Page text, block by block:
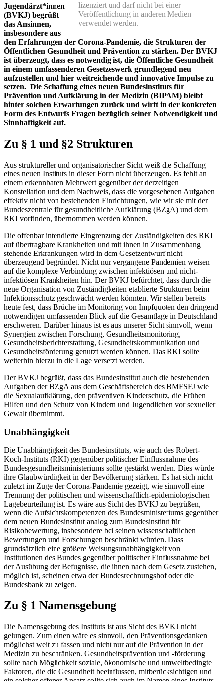
lizenziert und darf nicht bei einer
Veröffentlichung in anderen Medien
verwendet werden.
Jugendärzt*innen
(BVKJ) begrüßt
das Ansinnen,
insbesondere aus
den Erfahrungen der Corona-Pandemie, die Strukturen der
Öffentlichen Gesundheit und Prävention zu stärken. Der BVKJ
ist überzeugt, dass es notwendig ist, die Öffentliche Gesundheit
in einem umfassenderen Gesetzeswerk grundlegend neu
aufzustellen und hier weitreichende und innovative Impulse zu
setzen. Die Schaffung eines neuen Bundesinstituts für
Prävention und Aufklärung in der Medizin (BIPAM) bleibt
hinter solchen Erwartungen zurück und wirft in der konkreten
Form des Entwurfs Fragen bezüglich seiner Notwendigkeit und
Sinnhaftigkeit auf.
Zu § 1 und §2 Strukturen
Aus struktureller und organisatorischer Sicht weiß die Schaffung
eines neuen Instituts in dieser Form nicht überzeugen. Es fehlt an
einem erkennbaren Mehrwert gegenüber der derzeitigen
Konstellation und dem Nachweis, dass die vorgesehenen Aufgaben
effektiv nicht von bestehenden Einrichtungen, wie wir sie mit der
Bundeszentrale für gesundheitliche Aufklärung (BZgA) und dem
RKI vorfinden, übernommen werden können.
Die offenbar intendierte Eingrenzung der Zuständigkeiten des RKI
auf übertragbare Krankheiten und mit ihnen in Zusammenhang
stehende Erkrankungen wird in dem Gesetzentwurf nicht
überzeugend begründet. Nicht nur vergangene Pandemien weisen
auf die komplexe Verbindung zwischen infektiösen und nicht-
infektiösen Krankheiten hin. Der BVKJ befürchtet, dass durch die
neue Organisation von Zuständigkeiten etablierte Strukturen beim
Infektionsschutz geschwächt werden könnten. Wir stellen bereits
heute fest, dass Brüche im Monitoring von Impfquoten den dringend
notwendigen umfassenden Blick auf die Gesamtlage in Deutschland
erschweren. Darüber hinaus ist es aus unserer Sicht sinnvoll, wenn
Synergien zwischen Forschung, Gesundheitsmonitoring,
Gesundheitsberichterstattung, Gesundheitskommunikation und
Gesundheitsförderung genutzt werden können. Das RKI sollte
weiterhin hierzu in die Lage versetzt werden.
Der BVKJ begrüßt, dass das Bundesinstitut auch die bestehenden
Aufgaben der BZgA aus dem Geschäftsbereich des BMFSFJ wie
die Sexualaufklärung, den präventiven Kinderschutz, die Frühen
Hilfen und den Schutz von Kindern und Jugendlichen vor sexueller
Gewalt übernimmt.
Unabhängigkeit
Die Unabhängigkeit des Bundesinstituts, wie auch des Robert-
Koch-Instituts (RKI) gegenüber politischer Einflussnahme des
Bundesgesundheitsministeriums sollte gestärkt werden. Dies würde
ihre Glaubwürdigkeit in der Bevölkerung stärken. Es hat sich nicht
zuletzt im Zuge der Corona-Pandemie gezeigt, wie sinnvoll eine
Trennung der politischen und wissenschaftlich-epidemiologischen
Lagebeurteilung ist. Es wäre aus Sicht des BVKJ zu begrüßen,
wenn die Aufsichtskompetenzen des Bundesministeriums gegenüber
dem neuen Bundesinstitut analog zum Bundesinstitut für
Risikobewertung, insbesondere bei seinen wissenschaftlichen
Bewertungen und Forschungen beschränkt würden. Dass
grundsätzlich eine größere Weisungsunabhängigkeit von
Institutionen des Bundes gegenüber politischer Einflussnahme bei
der Ausübung der Befugnisse, die ihnen nach dem Gesetz zustehen,
möglich ist, scheinen etwa der Bundesrechnungshof oder die
Bundesbank zu zeigen.
Zu § 1 Namensgebung
Die Namensgebung des Instituts ist aus Sicht des BVKJ nicht
gelungen. Zum einen wäre es sinnvoll, den Präventionsgedanken
möglichst weit zu fassen und nicht nur auf die Prävention in der
Medizin zu beschränken. Gesundheitsprävention und -förderung
sollte nach Möglichkeit soziale, ökonomische und umweltbedingte
Faktoren, die die Gesundheit beeinflussen, mitberücksichtigen und